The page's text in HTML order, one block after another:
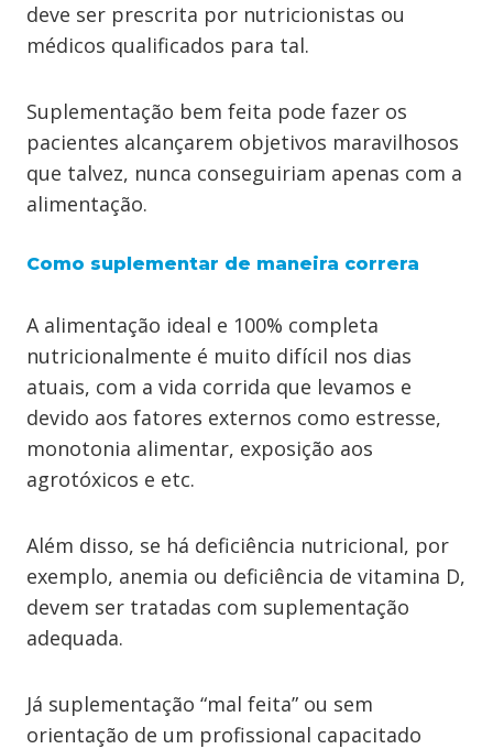
deve ser prescrita por nutricionistas ou
médicos qualificados para tal.
Suplementação bem feita pode fazer os
pacientes alcançarem objetivos maravilhosos
que talvez, nunca conseguiriam apenas com a
alimentação.
Como suplementar de maneira correra
A alimentação ideal e 100% completa
nutricionalmente é muito difícil nos dias
atuais, com a vida corrida que levamos e
devido aos fatores externos como estresse,
monotonia alimentar, exposição aos
agrotóxicos e etc.
Além disso, se há deficiência nutricional, por
exemplo, anemia ou deficiência de vitamina D,
devem ser tratadas com suplementação
adequada.
Já suplementação “mal feita” ou sem
orientação de um profissional capacitado